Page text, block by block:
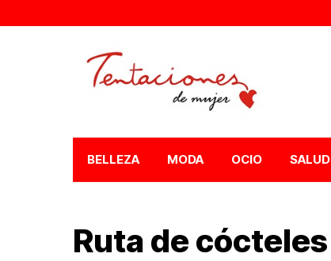
BELLEZA MODA OCIO SALUD
Ruta de cócteles